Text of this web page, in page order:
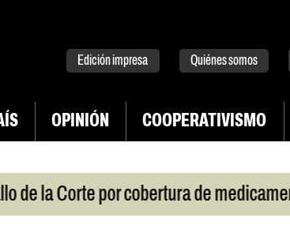
Edición impresa Quiénes somos
OPINIÓN COOPERATIVISMO
la Corte por cobertura de medicamentos